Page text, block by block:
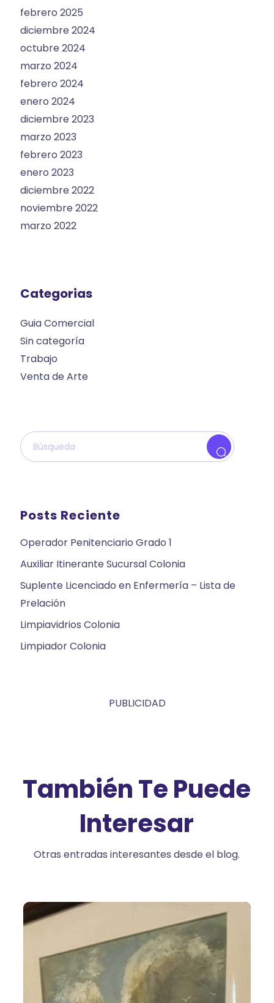
febrero 2025
diciembre 2024
octubre 2024
marzo 2024
febrero 2024
enero 2024
diciembre 2023
marzo 2023
febrero 2023
enero 2023
diciembre 2022
noviembre 2022
marzo 2022
Categorias
Guia Comercial
Sin categoría
Trabajo
Venta de Arte
Posts Reciente
Operador Penitenciario Grado 1
Auxiliar Itinerante Sucursal Colonia
Suplente Licenciado en Enfermería – Lista de
Prelación
Limpiavidrios Colonia
Limpiador Colonia
PUBLICIDAD
También Te Puede
Interesar
Otras entradas interesantes desde el blog.